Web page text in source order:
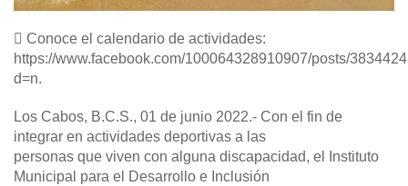
 Conoce el calendario de actividades:
https://www.facebook.com/100064328910907/posts/
d=n.
Los Cabos, B.C.S., 01 de junio 2022.- Con el fin de
integrar en actividades deportivas a las
personas que viven con alguna discapacidad, el Instituto
Municipal para el Desarrollo e Inclusión